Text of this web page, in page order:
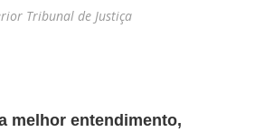
Tribunal de Justiça
melhor entendimento,